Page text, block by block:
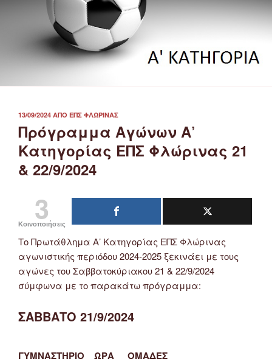
ΔΗΜΟΣΙΕΎΤΗΚΕ
ΣΤΙΣ
13/09/2024 ΑΠΌ ΕΠΣ ΦΛΏΡΙΝΑΣ
Πρόγραμμα Αγώνων Α’
Κατηγορίας ΕΠΣ Φλώρινας 21
& 22/9/2024
3
Κοινοποιήσεις
Τo Πρωτάθλημα Α’ Κατηγορίας ΕΠΣ Φλώρινας
αγωνιστικής περιόδου 2024-2025 ξεκινάει με τους
αγώνες του Σαββατοκύριακου 21 & 22/9/2024
σύμφωνα με το παρακάτω πρόγραμμα:
ΣΑΒΒΑΤΟ 21/9/2024
ΓΥΜΝΑΣΤΗΡΙΟ ΩΡΑ ΟΜΑΔΕΣ